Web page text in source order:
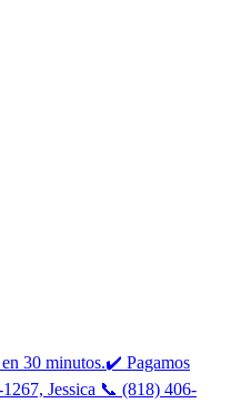
30 minutos.✔️ Pagamos
Jessica 📞 (818) 406-